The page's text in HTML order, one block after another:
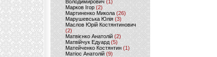
Володимирович (1)
Марков Ігор (2)
Мартиненко Микола (26)
Марушевська Юлія (3)
Маслов Юрій Костянтинович
(2)
Матвієнко Анатолій (2)
Матвійчук Едуард(5)
Матейченко Костянтин (1)
Матіос Анатолій (9)